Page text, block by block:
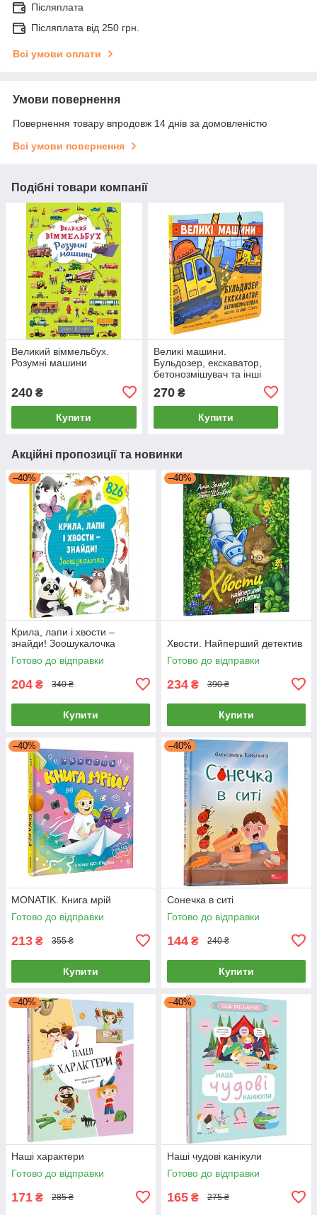
Післяплата
Післяплата від 250 грн.
Всі умови оплати
Умови повернення
Повернення товару впродовж 14 днів за домовленістю
Всі умови повернення
Подібні товари компанії
Великий віммельбух.
Розумні машини
240 ₴
Купити
Великі машини.
Бульдозер, екскаватор,
бетонозмішувач та інші
270₴
Купити
Акційні пропозиції та новинки
–40%
Крила, лапи і хвости –
знайди! Зоошукалочка
Готово до відправки
204 ₴ 340 ₴
Купити
–40%
Хвости. Найперший детектив
Готово до відправки
234 ₴ 390 ₴
Купити
–40%
MONATIK. Книга мрій
Готово до відправки
213 ₴ 355 ₴
Купити
–40%
Сонечка в ситі
Готово до відправки
144 ₴ 240 ₴
Купити
–40%
Наші характери
Готово до відправки
171 ₴ 285 ₴
–40%
Наші чудові канікули
Готово до відправки
165 ₴ 275 ₴